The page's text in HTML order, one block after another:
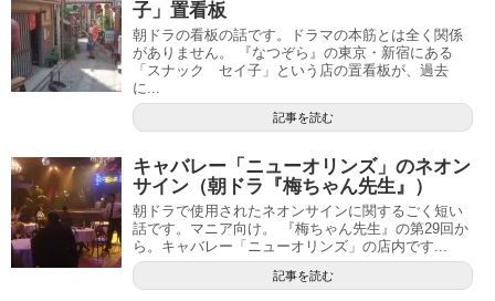
子」置看板
朝ドラの看板の話です。ドラマの本筋とは全く関係
がありません。 『なつぞら』の東京・新宿にある
「スナック セイ子」という店の置看板が、過去
に...
記事を読む
キャバレー「ニューオリンズ」のネオン
サイン（朝ドラ『梅ちゃん先生』）
朝ドラで使用されたネオンサインに関するごく短い
話です。マニア向け。 『梅ちゃん先生』の第29回か
ら。キャバレー「ニューオリンズ」の店内です...
記事を読む